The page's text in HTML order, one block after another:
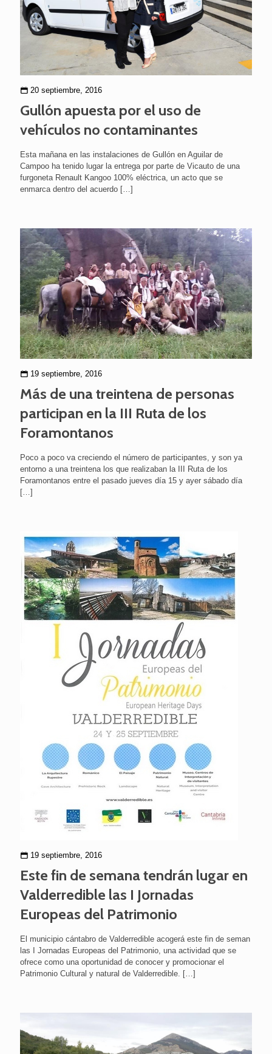
20 septiembre, 2016
Gullón apuesta por el uso de
vehículos no contaminantes
Esta mañana en las instalaciones de Gullón en Aguilar de
Campoo ha tenido lugar la entrega por parte de Vicauto de una
furgoneta Renault Kangoo 100% eléctrica, un acto que se
enmarca dentro del acuerdo […]
19 septiembre, 2016
Más de una treintena de personas
participan en la III Ruta de los
Foramontanos
Poco a poco va creciendo el número de participantes, y son ya
entorno a una treintena los que realizaban la III Ruta de los
Foramontanos entre el pasado jueves día 15 y ayer sábado día
[…]
19 septiembre, 2016
Este fin de semana tendrán lugar en
Valderredible las I Jornadas
Europeas del Patrimonio
El municipio cántabro de Valderredible acogerá este fin de seman
las I Jornadas Europeas del Patrimonio, una actividad que se
ofrece como una oportunidad de conocer y promocionar el
Patrimonio Cultural y natural de Valderredible. […]